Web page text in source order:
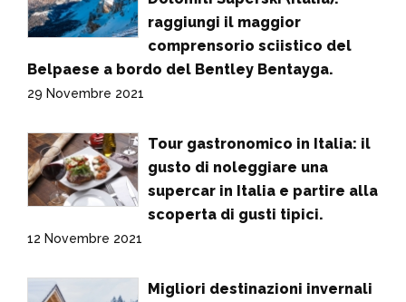
raggiungi il maggior
comprensorio sciistico del
Belpaese a bordo del Bentley Bentayga.
29 Novembre 2021
Tour gastronomico in Italia: il
gusto di noleggiare una
supercar in Italia e partire alla
scoperta di gusti tipici.
12 Novembre 2021
Migliori destinazioni invernali